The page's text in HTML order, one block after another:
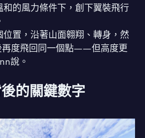
的風力條件下，創下翼裝飛行
位置，沿著山面翱翔、轉身，然
再度飛回同一個點——但高度更
說。
的關鍵數字